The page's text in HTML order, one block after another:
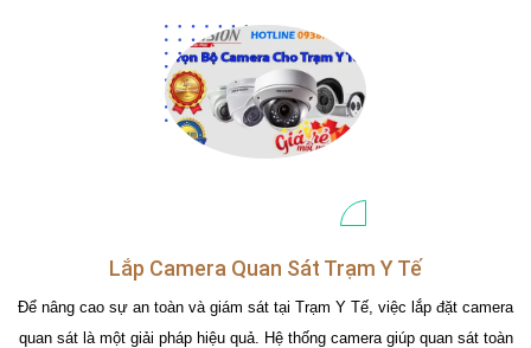
Lắp Camera Quan Sát Trạm Y Tế
Để nâng cao sự an toàn và giám sát tại Trạm Y Tế, việc lắp đặt camera
quan sát là một giải pháp hiệu quả. Hệ thống camera giúp quan sát toàn